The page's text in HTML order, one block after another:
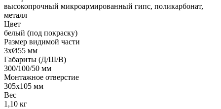
высокопрочный микроармированный гипс, поликарбонат,
металл
Цвет
белый (под покраску)
Размер видимой части
3xØ55 мм
Габариты (Д/Ш/В)
300/100/50 мм
Монтажное отверстие
305x105 мм
Вес
1,10 кг